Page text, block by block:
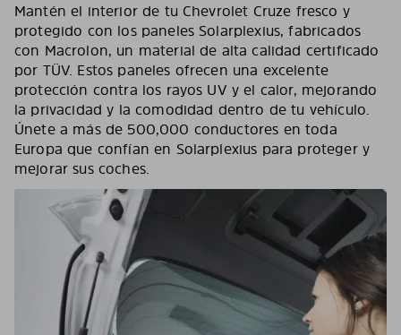
Mantén el interior de tu Chevrolet Cruze fresco y
protegido con los paneles Solarplexius, fabricados
con Macrolon, un material de alta calidad certificado
por TÜV. Estos paneles ofrecen una excelente
protección contra los rayos UV y el calor, mejorando
la privacidad y la comodidad dentro de tu vehículo.
Únete a más de 500,000 conductores en toda
Europa que confían en Solarplexius para proteger y
mejorar sus coches.